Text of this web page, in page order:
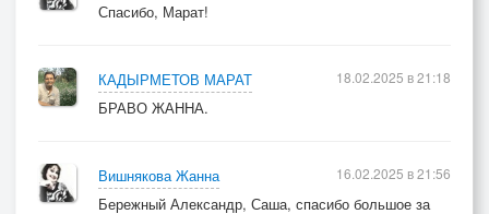
Спасибо, Марат!
КАДЫРМЕТОВ МАРАТ
БРАВО ЖАННА.
18.02.2025 в 21:18
Вишнякова Жанна
Бережный Александр, Саша, спасибо большое за
16.02.2025 в 21:56